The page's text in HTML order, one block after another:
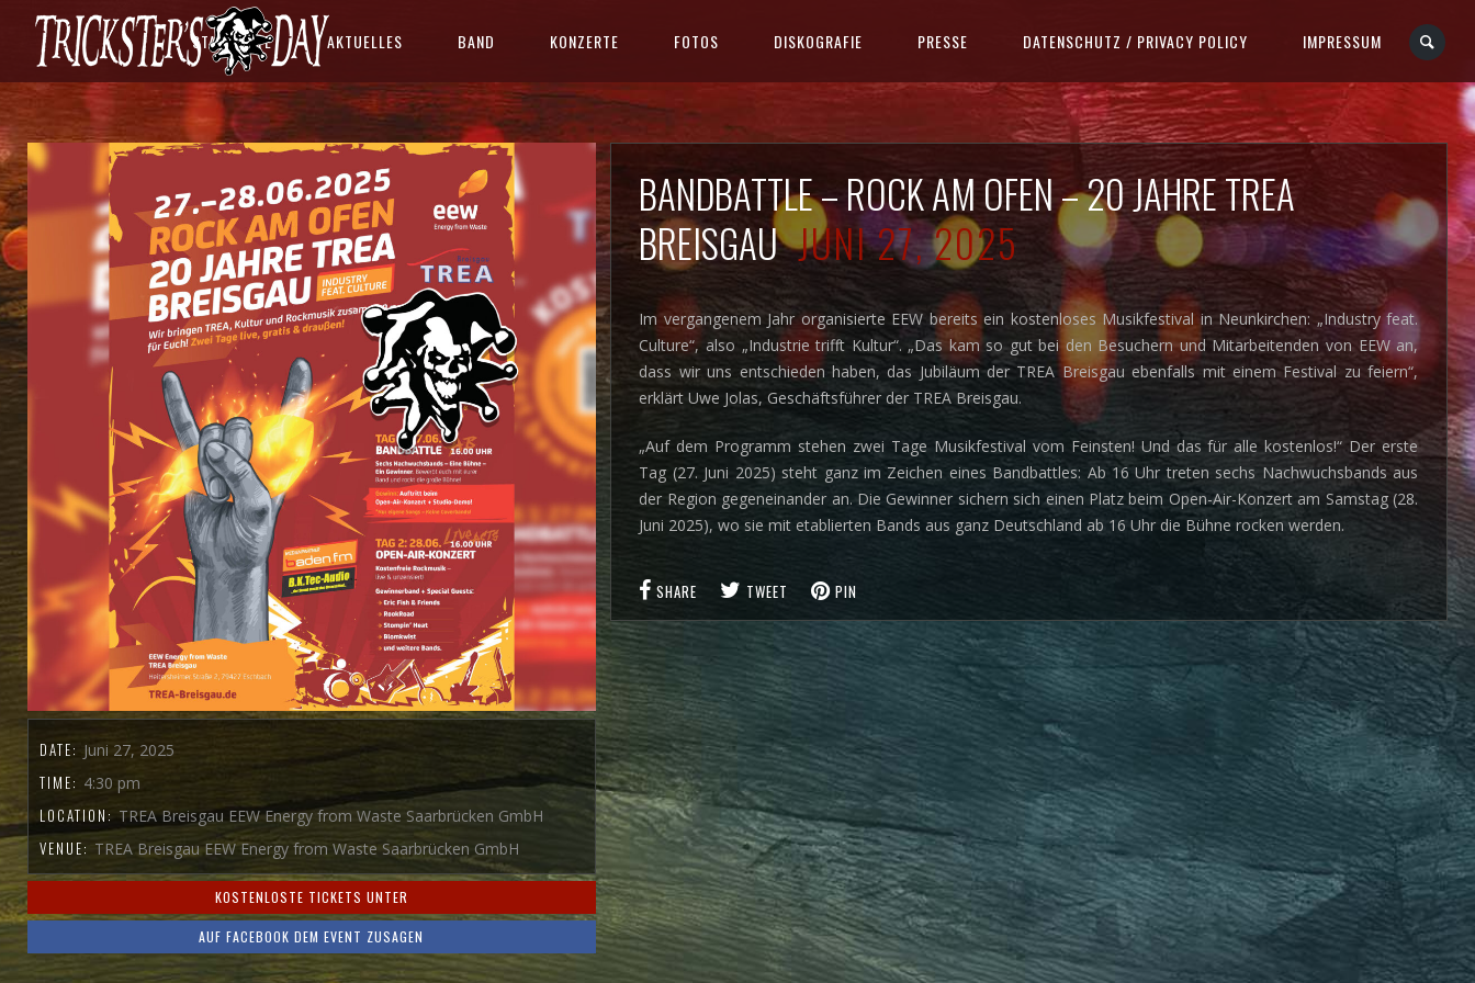
STARTSEITE AKTUELLES BAND KONZERTE FOTOS DISKOGRAFIE PRESSE DATENSCHUTZ / PRIVACY POLICY IMPRESSUM
DATE: Juni 27, 2025
TIME: 4:30 pm
LOCATION:TREA Breisgau EEW Energy from Waste Saarbrücken GmbH
VENUE: TREA Breisgau EEW Energy from Waste Saarbrücken GmbH
KOSTENLOSTE TICKETS UNTER
AUF FACEBOOK DEM EVENT ZUSAGEN
BANDBATTLE – ROCK AM OFEN – 20 JAHRE TREA
BREISGAUJUNI 27, 2025
Im vergangenem Jahr organisierte EEW bereits ein kostenloses Musikfestival in Neunkirchen: „Industry feat.
Culture“, also „Industrie trifft Kultur“. „Das kam so gut bei den Besuchern und Mitarbeitenden von EEW an,
dass wir uns entschieden haben, das Jubiläum der TREA Breisgau ebenfalls mit einem Festival zu feiern“,
erklärt Uwe Jolas, Geschäftsführer der TREA Breisgau.
„Auf dem Programm stehen zwei Tage Musikfestival vom Feinsten! Und das für alle kostenlos!“ Der erste
Tag (27. Juni 2025) steht ganz im Zeichen eines Bandbattles: Ab 16 Uhr treten sechs Nachwuchsbands aus
der Region gegeneinander an. Die Gewinner sichern sich einen Platz beim Open-Air-Konzert am Samstag (28.
Juni 2025), wo sie mit etablierten Bands aus ganz Deutschland ab 16 Uhr die Bühne rocken werden.
SHARE TWEET PIN